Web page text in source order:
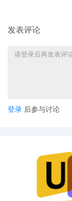
发表评论
登录 后参与讨论